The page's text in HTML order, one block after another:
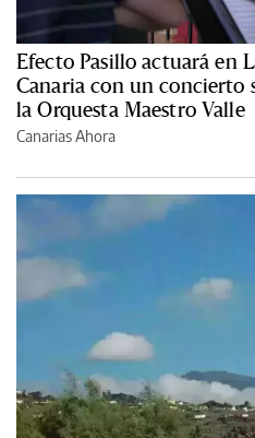
Efecto Pasillo actuará en
Canaria con un
la Orquesta Maestro Valle
Canarias Ahora